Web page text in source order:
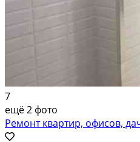
7
ещё 2 фото
Ремонт квартир, офисов,